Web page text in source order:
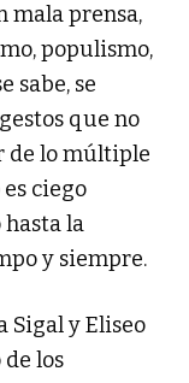
mala prensa,
populismo,
sabe, se
que no
de lo múltiple
ciego
la
y siempre.
Sigal y Eliseo
los